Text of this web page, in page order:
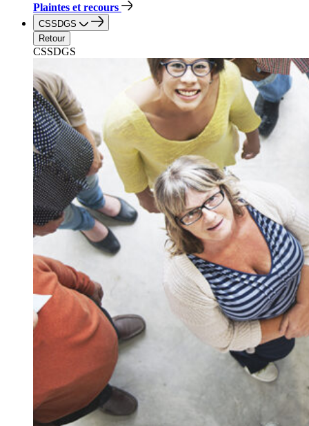
Plaintes et recours
CSSDGS
Retour
CSSDGS